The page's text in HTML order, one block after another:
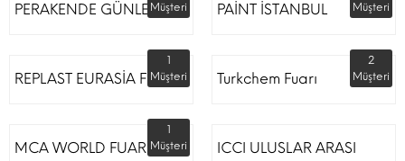
PERAKENDE GÜNLERİMüşteri
PAİNT İSTANBUL
Müşteri
REPLAST EURASİA FUARI
1
Müşteri
Turkchem Fuarı
2
Müşteri
MCA WORLD FUARI
1
Müşteri
ICCI ULUSLAR ARASI